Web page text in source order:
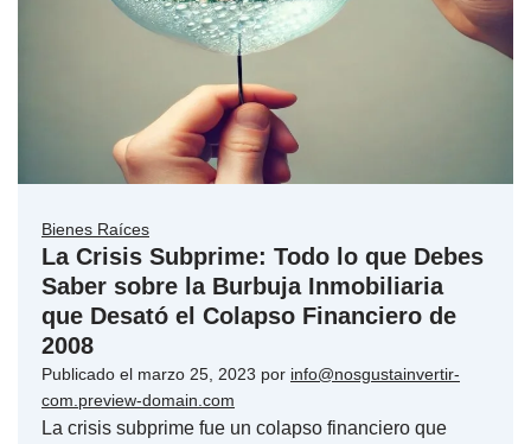
Bienes Raíces
La Crisis Subprime: Todo lo que Debes
Saber sobre la Burbuja Inmobiliaria
que Desató el Colapso Financiero de
2008
Publicado el marzo 25, 2023 por info@nosgustainvertir-
com.preview-domain.com
La crisis subprime fue un colapso financiero que